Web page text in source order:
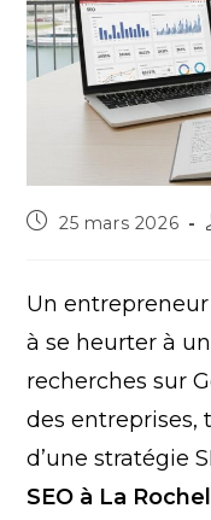
Publication
25 mars 2026
Un
à se heurter à
recherches sur
des entreprises,
d’une stratégie
SEO à La